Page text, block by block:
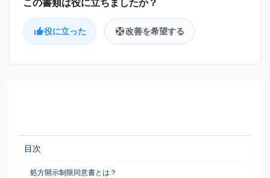
役に立った 改善を希望する
目次
処方開示制限同意書とは？